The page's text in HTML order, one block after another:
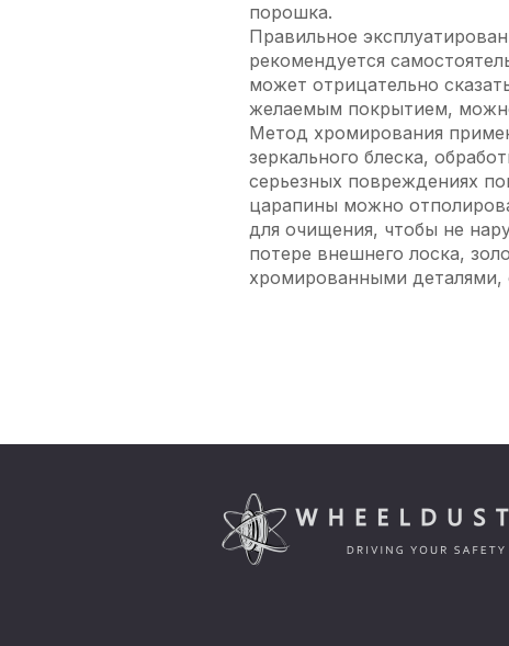
порошка.
Правильное
рекомендуется
может отрицательно
желаемым покрытием,
Метод хромирования
зеркального блеска,
серьезных повреждениях
царапины можно
для очищения, чтобы не
потере внешнего лоска,
хромированными деталями,